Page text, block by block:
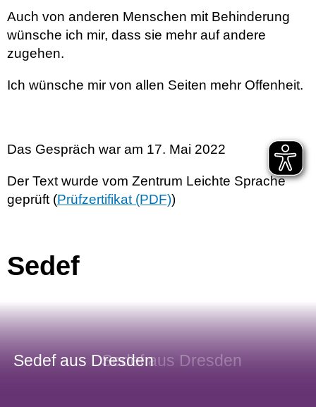
Sedef aus Dresden
Auch von anderen Menschen mit Behinderung
wünsche ich mir, dass sie mehr auf andere
zugehen.
Ich wünsche mir von allen Seiten mehr Offenheit.
Das Gespräch war am 17. Mai 2022
Der Text wurde vom Zentrum Leichte Sprache
geprüft (Prüfzertifikat (PDF))
Sedef
Sedef aus Dresden